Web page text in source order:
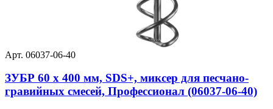
Арт. 06037-06-40
ЗУБР 60 x 400 мм, SDS+, миксер для песчано-
гравийных смесей, Профессионал (06037-06-40)